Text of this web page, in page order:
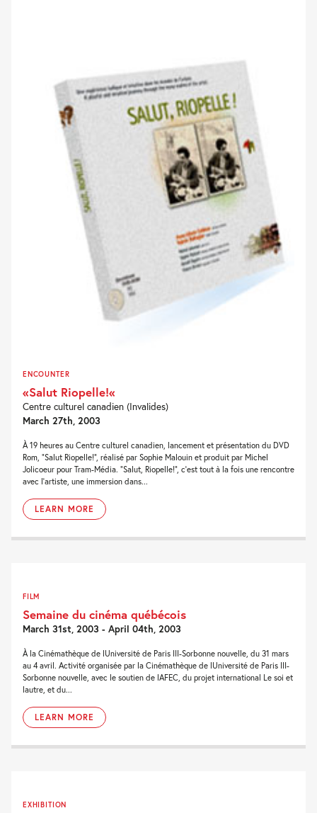
ENCOUNTER
«Salut Riopelle!«
Centre culturel canadien (Invalides)
March 27th, 2003
À 19 heures au Centre culturel canadien, lancement et présentation du DVD
Rom, “Salut Riopelle!”, réalisé par Sophie Malouin et produit par Michel
Jolicoeur pour Tram-Média. “Salut, Riopelle!”, c’est tout à la fois une rencontre
avec l’artiste, une immersion dans...
LEARN MORE
FILM
Semaine du cinéma québécois
March 31st, 2003 - April 04th, 2003
À la Cinémathèque de lUniversité de Paris III-Sorbonne nouvelle, du 31 mars
au 4 avril. Activité organisée par la Cinémathèque de lUniversité de Paris III-
Sorbonne nouvelle, avec le soutien de lAFEC, du projet international Le soi et
lautre, et du...
LEARN MORE
EXHIBITION